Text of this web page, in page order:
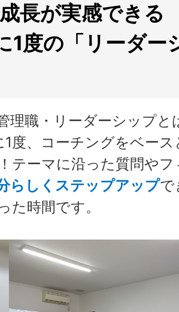
長が実感できる
1度の「リーダー
理職・リーダーシップ
1度、コーチングをベー
テーマに沿った質問や
らしくステップアップで
た時間です。